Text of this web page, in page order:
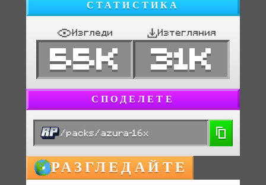
СТАТИСТИКА
Изгледи
55K
Изтегляния
31K
СПОДЕЛЕТЕ
/packs/azura-16x
РАЗГЛЕДАЙТЕ